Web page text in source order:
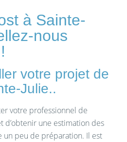
à Sainte-
nous
votre projet de
Julie..
votre professionnel de
d’obtenir une estimation des
un peu de préparation. Il est